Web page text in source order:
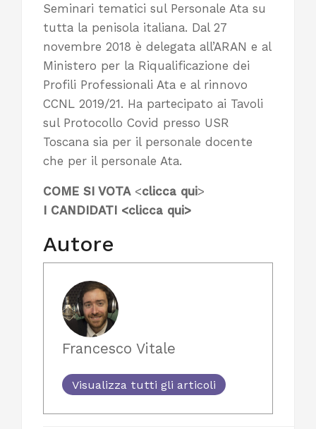
Seminari tematici sul Personale Ata su
tutta la penisola italiana. Dal 27
novembre 2018 è delegata all’ARAN e al
Ministero per la Riqualificazione dei
Profili Professionali Ata e al rinnovo
CCNL 2019/21. Ha partecipato ai Tavoli
sul Protocollo Covid presso USR
Toscana sia per il personale docente
che per il personale Ata.
COME SI VOTA<clicca qui>
I CANDIDATI <clicca qui>
Autore
Francesco Vitale
Visualizza tutti gli articoli